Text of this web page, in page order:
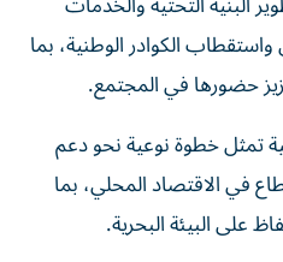
الكوادر الوطنية، بما
حضورها في المجتمع.
تمثل خطوة نوعية نحو دعم
في الاقتصاد المحلي، بما
على البيئة البحرية.